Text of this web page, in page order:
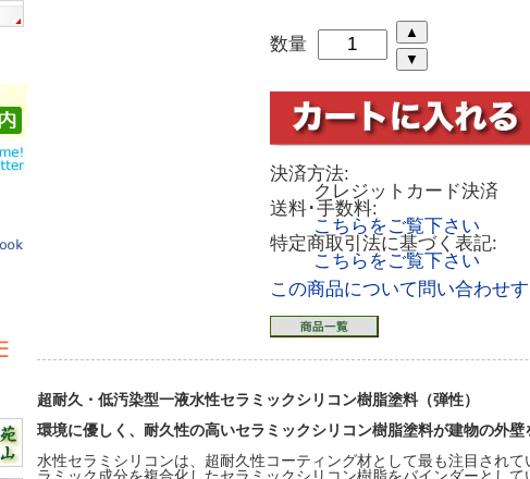
数量
決済方法:
クレジットカード決済
送料･手数料:
こちらをご覧下さい
特定商取引法に基づく表記:
こちらをご覧下さい
この商品について問い合わせ
超耐久・低汚染型一液水性セラミックシリコン樹脂塗料（弾性）
環境に優しく、耐久性の高いセラミックシリコン樹脂塗料が建物の外壁
水性セラミシリコンは、超耐久性コーティング材として最も注目され